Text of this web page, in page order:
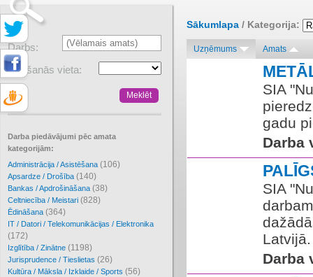
Darbs:
Atrašanās vieta:
Darba piedāvājumi pēc amata
kategorijām:
Administrācija / Asistēšana (106)
Apsardze / Drošība (140)
Bankas / Apdrošināšana (38)
Celtniecība / Meistari (828)
Ēdināšana (364)
IT / Datori / Telekomunikācijas / Elektronika
(172)
Izglītība / Zinātne (1198)
Jurisprudence / Tieslietas (26)
Kultūra / Māksla / Izklaide / Sports (56)
Sākumlapa / Kategorija:
Uzņēmums Amats
SIA
gadu
Darba
SIA
Darba